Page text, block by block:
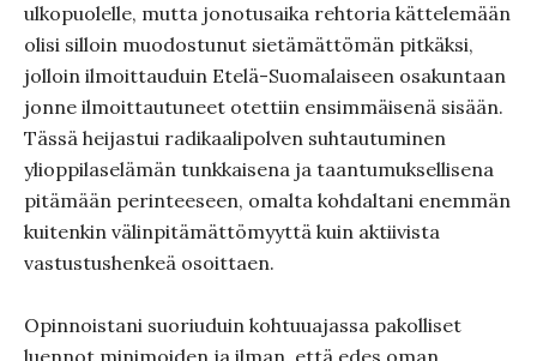
ulkopuolelle, mutta jonotusaika rehtoria kättelemään
olisi silloin muodostunut sietämättömän pitkäksi,
jolloin ilmoittauduin Etelä-Suomalaiseen osakuntaan
jonne ilmoittautuneet otettiin ensimmäisenä sisään.
Tässä heijastui radikaalipolven suhtautuminen
ylioppilaselämän tunkkaisena ja taantumuksellisena
pitämään perinteeseen, omalta kohdaltani enemmän
kuitenkin välinpitämättömyyttä kuin aktiivista
vastustushenkeä osoittaen.
Opinnoistani suoriuduin kohtuuajassa pakolliset
luennot minimoiden ja ilman, että edes oman